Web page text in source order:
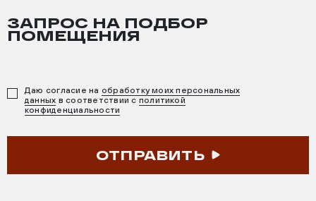
ЗАПРОС НА ПОДБОР
ПОМЕЩЕНИЯ
Даю согласие на обработку моих персональных
данных в соответствии с политикой
конфиденциальности
ОТПРАВИТЬ